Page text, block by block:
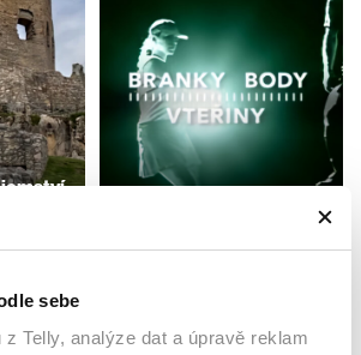
sebe
Telly, analýze dat a úpravě reklam
min
Dokumenty / Historický